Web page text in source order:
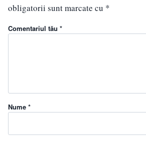
obligatorii sunt marcate cu *
Comentariul tău *
Nume *